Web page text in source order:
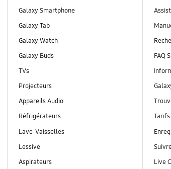
Galaxy Smartphone
Galaxy Tab
Galaxy Watch
Galaxy Buds
TVs
Projecteurs
Appareils Audio
Réfrigérateurs
Lave-Vaisselles
Lessive
Aspirateurs
FAQ
Live